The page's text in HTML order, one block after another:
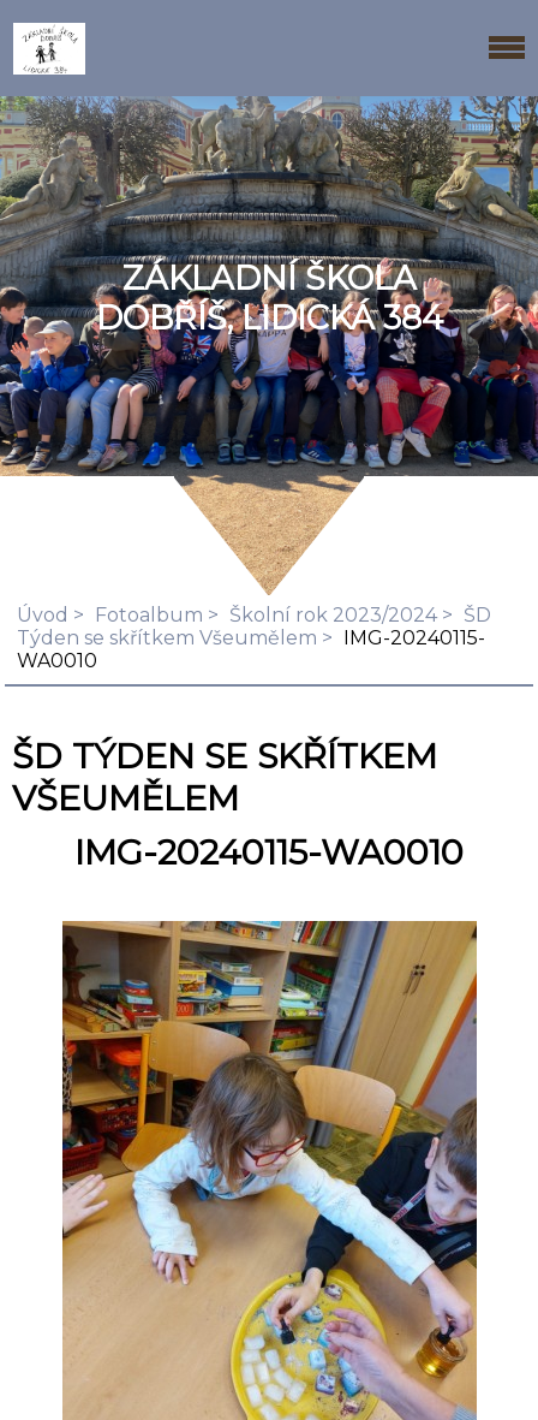
ZÁKLADNÍ ŠKOLA
DOBŘÍŠ, LIDICKÁ 384
Úvod Fotoalbum Školní rok 2023/2024
ŠD
Týden se skřítkem Všeumělem
IMG-20240115-
WA0010
ŠD TÝDEN SE SKŘÍTKEM
VŠEUMĚLEM
IMG-20240115-WA0010